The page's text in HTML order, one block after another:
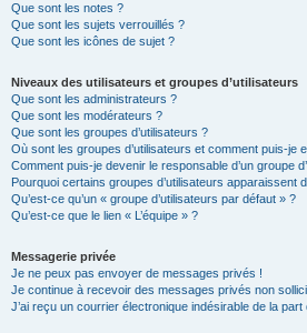
Que sont les notes ?
Que sont les sujets verrouillés ?
Que sont les icônes de sujet ?
Niveaux des utilisateurs et groupes d’utilisateurs
Que sont les administrateurs ?
Que sont les modérateurs ?
Que sont les groupes d’utilisateurs ?
Où sont les groupes d’utilisateurs et comment puis-je
Comment puis-je devenir le responsable d’un groupe
Pourquoi certains groupes d’utilisateurs apparaissent
Qu’est-ce qu’un « groupe d’utilisateurs par défaut » ?
Qu’est-ce que le lien « L’équipe » ?
Messagerie privée
Je ne peux pas envoyer de messages privés !
Je continue à recevoir des messages privés non
J’ai reçu un courrier électronique indésirable de la part